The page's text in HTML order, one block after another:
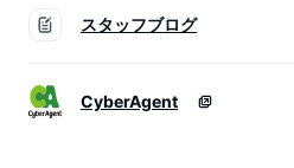
スタッフブログ
CyberAgent